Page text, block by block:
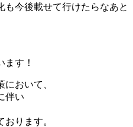
今後載せて行けたらなあと
す！
おいて、
伴い
ります。